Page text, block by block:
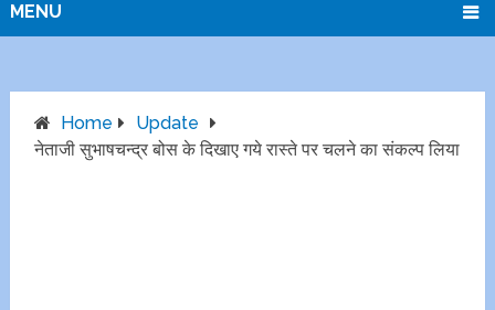
MENU
Home
Update
नेताजी सुभाषचन्द्र बोस के दिखाए गये रास्ते पर चलने का संकल्प लिया